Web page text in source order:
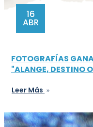
16
ABR
FOTOGRAFÍAS
"ALANGE, DESTINO
Leer Más